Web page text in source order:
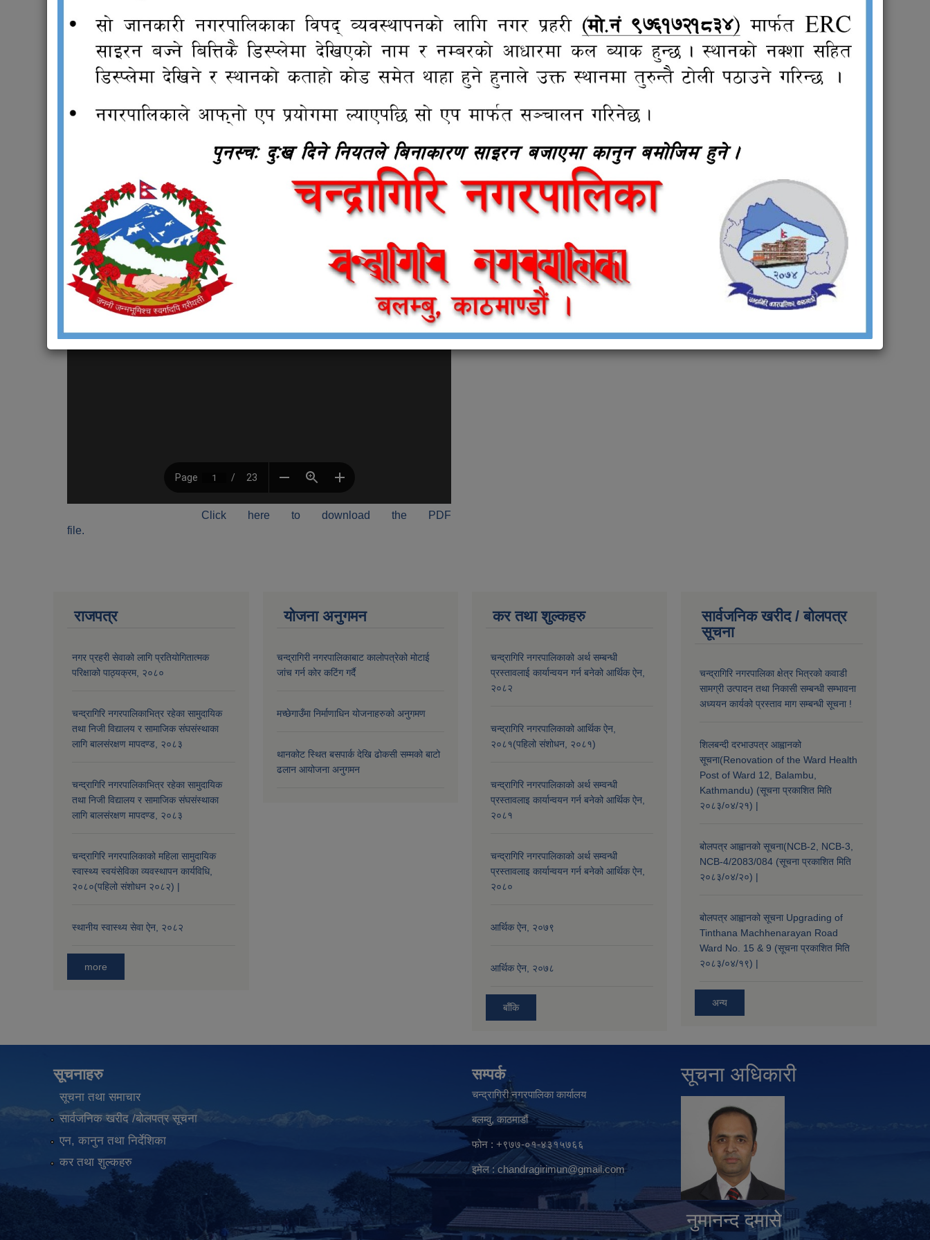
Click here to download the PDF
file.
राजपत्र
नगर प्रहरी सेवाको लागि प्रतियोगितात्मक
परिक्षाको पाठ्यक्रम, २०८०
चन्द्रागिरि नगरपालिकाभित्र रहेका सामुदायिक
तथा निजी विद्यालय र सामाजिक संघसंस्थाका
लागि बालसंरक्षण मापदण्ड, २०८३
चन्द्रागिरि नगरपालिकाभित्र रहेका सामुदायिक
तथा निजी विद्यालय र सामाजिक संघसंस्थाका
लागि बालसंरक्षण मापदण्ड, २०८३
चन्द्रागिरि नगरपालिकाको महिला सामुदायिक
स्वास्थ्य स्वयंसेविका व्यवस्थापन कार्यविधि,
२०८०(पहिलो संशोधन २०८२) |
स्थानीय स्वास्थ्य सेवा ऐन, २०८२
more
योजना अनुगमन
चन्द्रागिरी नगरपालिकाबाट कालोपत्रेको मोटाई
जांच गर्न कोर कटिंग गर्दै
मच्छेगाउँमा निर्माणाधिन योजनाहरुको अनुगमण
थानकोट स्थित बसपार्क देखि ढोकसी सम्मको बाटो
ढलान आयोजना अनुगमन
कर तथा शुल्कहरु
चन्द्रागिरि नगरपालिकाको अर्थ सम्बन्धी
प्रस्तावलाई कार्यान्वयन गर्न बनेको आर्थिक ऐन,
२०८२
चन्द्रागिरि नगरपालिकाको आर्थिक ऐन,
२०८१(पहिलो संशोधन, २०८१)
चन्द्रागिरि नगरपालिकाको अर्थ सम्वन्धी
प्रस्तावलाइ कार्यान्वयन गर्न बनेको आर्थिक ऐन,
२०८१
चन्द्रागिरि नगरपालिकाको अर्थ सम्वन्धी
प्रस्तावलाइ कार्यान्वयन गर्न बनेको आर्थिक ऐन,
२०८०
आर्थिक ऐन, २०७९
आर्थिक ऐन, २०७८
बाँकि
सार्वजनिक खरीद / बोलपत्र
सूचना
चन्द्रागिरि नगरपालिका क्षेत्र भित्रको कवाडी
सामग्री उत्पादन तथा निकासी सम्बन्धी सम्भावना
अध्ययन कार्यको प्रस्ताव माग सम्बन्धी सूचना !
शिलबन्दी दरभाउपत्र आह्वानको
सूचना(Renovation of the Ward Health
Post of Ward 12, Balambu,
Kathmandu) (सूचना प्रकाशित मिति
२०८३/०४/२१) |
बोलपत्र आह्वानको सूचना(NCB-2, NCB-3,
NCB-4/2083/084 (सूचना प्रकाशित मिति
२०८३/०४/२०) |
बोलपत्र आह्वानको सूचना Upgrading of
Tinthana Machhenarayan Road
Ward No. 15 & 9 (सूचना प्रकाशित मिति
२०८३/०४/१९) |
अन्य
सूचनाहरु
सूचना तथा समाचार
सार्वजनिक खरीद /बोलपत्र सूचना
एन, कानुन तथा निर्देशिका
कर तथा शुल्कहरु
सम्पर्क
चन्द्रागिरी नगरपालिका कार्यालय
बलम्वु, काठमाडौं
फोन : +९७७-०१-४३१५७६६
इमेल : chandragirimun@gmail.com
सूचना अधिकारी
नुमानन्द दमासे